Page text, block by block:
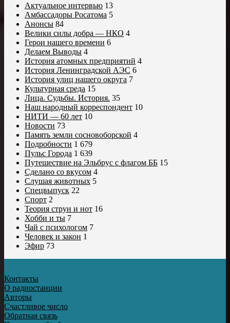
Актуальное интервью 13
Амбассадоры Росатома 5
Анонсы 84
Велики силы добра — НКО 4
Герои нашего времени 6
Делаем Выводы 4
История атомных предприятий 4
История Ленинградской АЭС 6
История улиц нашего округа 7
Культурная среда 15
Лица. Судьбы. История. 35
Наш народный корреспондент 10
НИТИ — 60 лет 10
Новости 73
Память земли сосновоборской 4
Подробности 1 679
Пульс Города 1 639
Путешествие на Эльбрус с флагом ББ 15
Сделано со вкусом 4
Слушая животных 5
Спецвыпуск 22
Спорт 2
Теория струн и нот 16
Хобби и ты 7
Чай с психологом 7
Человек и закон 1
Эфир 73
Контакты
О радиостанции
Авторы
Счастливое число
Обратная связь